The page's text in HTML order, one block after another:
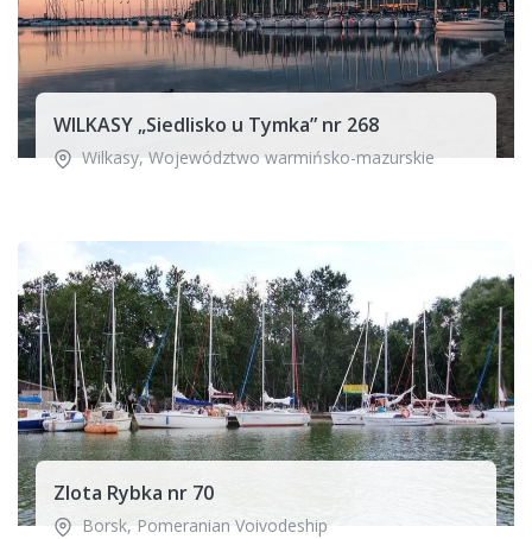
WILKASY „Siedlisko u Tymka” nr 268
Wilkasy, Województwo warmińsko-mazurskie
Zlota Rybka nr 70
Borsk, Pomeranian Voivodeship